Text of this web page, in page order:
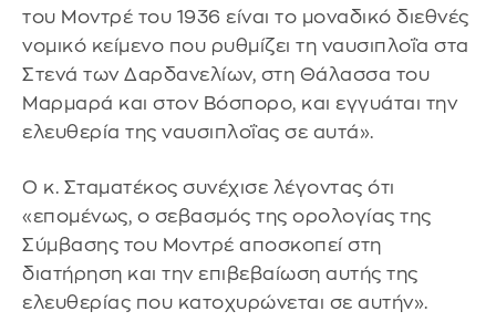
του Μοντρέ του 1936 είναι το μοναδικό διεθνές
νομικό κείμενο που ρυθμίζει τη ναυσιπλοΐα στα
Στενά των Δαρδανελίων, στη Θάλασσα του
Μαρμαρά και στον Βόσπορο, και εγγυάται την
ελευθερία της ναυσιπλοΐας σε αυτά».
Ο κ. Σταματέκος συνέχισε λέγοντας ότι
«επομένως, ο σεβασμός της ορολογίας της
Σύμβασης του Μοντρέ αποσκοπεί στη
διατήρηση και την επιβεβαίωση αυτής της
ελευθερίας που κατοχυρώνεται σε αυτήν».